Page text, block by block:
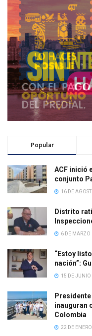
Popular
ACF inició
conjunto
16 DE
Distrito
6 DE MARZO
“Estoy
nación”:
15 DE JUNIO
inauguran
Colombia
22 DE